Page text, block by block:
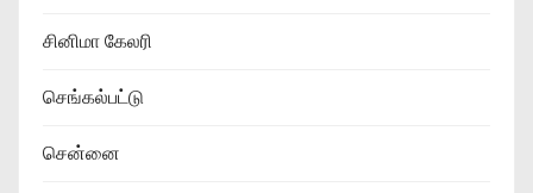
சினிமா கேலரி
செங்கல்பட்டு
சென்னை